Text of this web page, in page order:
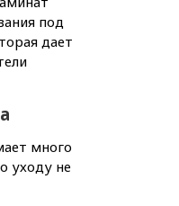
под
дает
много
уходу не